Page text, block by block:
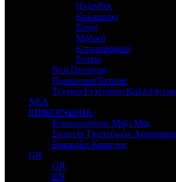
Ηλίανθος
Καλαμπόκι
Σόγια
Μηδική
Κτηνοτροφικά
Σιτηρά
Νέα Προϊόντα
Προϊοντικά Έντυπα
Τεχνικά Εγχειρίδια
ΝΕΑ
ΕΠΙΚΟΙΝΩΝΙΑ
Επικοινωνήστε Μαζί Μας
Στοιχεία Τραπεζικών
Ευκαιρίες Καριέρας
GR
GR
EN